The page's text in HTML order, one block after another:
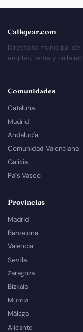
Callejear.com
Directorio municipal de
empleo, renta y
Comunidades
Cataluña
Madrid
Andalucía
Comunidad Valenciana
Galicia
País Vasco
Provincias
Madrid
Barcelona
Valencia
Sevilla
Zaragoza
Bizkaia
Murcia
Málaga
Alicante